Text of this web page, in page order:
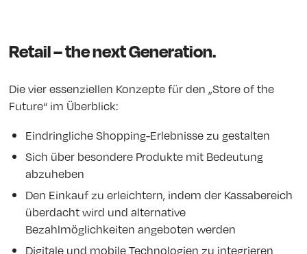
Retail – the next Generation.
Die vier essenziellen Konzepte für den „Store of the
Future“ im Überblick:
Eindringliche Shopping-Erlebnisse zu gestalten
Sich über besondere Produkte mit Bedeutung
abzuheben
Den Einkauf zu erleichtern, indem der Kassabereich
überdacht wird und alternative
Bezahlmöglichkeiten angeboten werden
Digitale und mobile Technologien zu integrieren